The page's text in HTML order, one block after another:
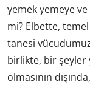
yemek yemeye
mi? Elbette,
tanesi
birlikte, bir
olmasının